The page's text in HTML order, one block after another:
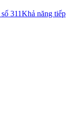
311Khả năng tiếp